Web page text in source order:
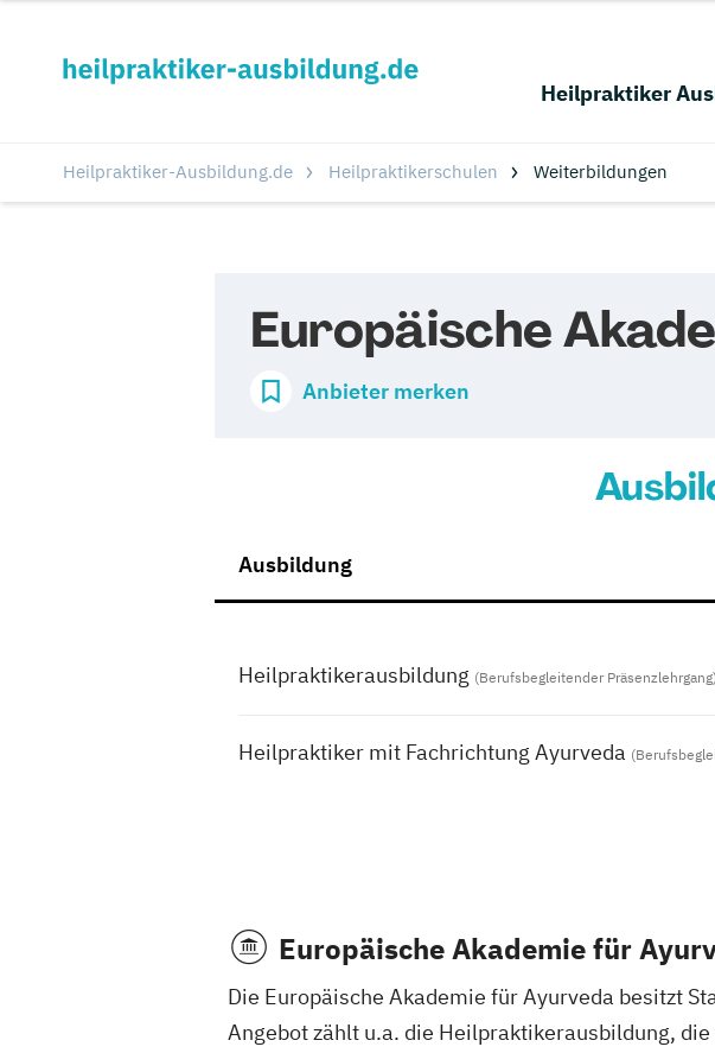
Heilpraktiker
Heilpraktiker-Ausbildung.de Heilpraktikerschulen Weiterbildungen
Europäische
Anbieter merken
Ausbildung
Heilpraktikerausbildung (Berufsbegleitender Präsenzlehrgang)
Heilpraktiker mit Fachrichtung Ayurveda
Europäische Akademie für
Die Europäische Akademie für Ayurveda besitzt
Angebot zählt u.a. die Heilpraktikerausbildung,